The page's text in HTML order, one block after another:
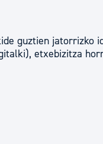
guztien jatorrizko
etxebizitza